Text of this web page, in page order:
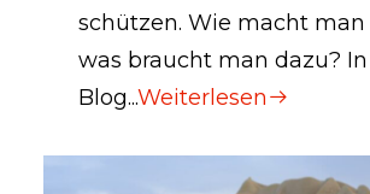
schützen. Wie macht man
was braucht man dazu?
Blog...Weiterlesen